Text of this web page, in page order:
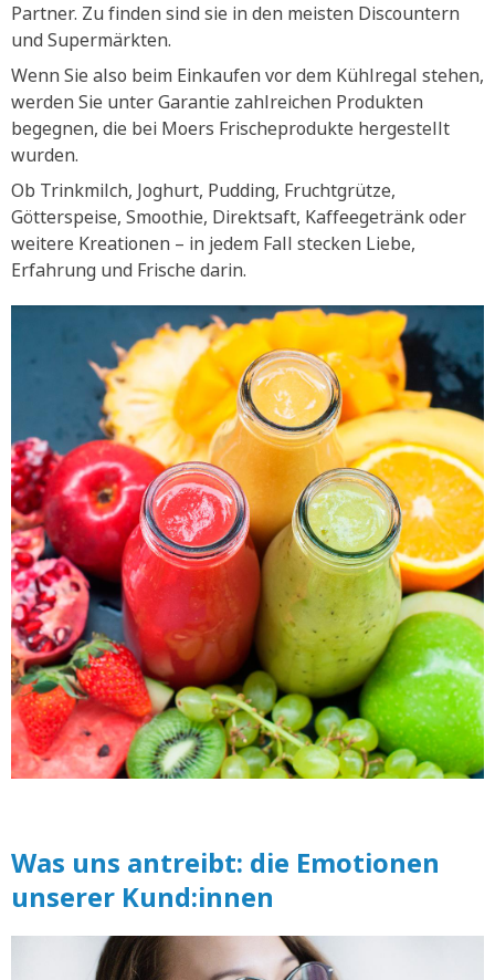
Partner. Zu finden sind sie in den meisten Discountern
und Supermärkten.
Wenn Sie also beim Einkaufen vor dem Kühlregal stehen,
werden Sie unter Garantie zahlreichen Produkten
begegnen, die bei Moers Frischeprodukte hergestellt
wurden.
Ob Trinkmilch, Joghurt, Pudding, Fruchtgrütze,
Götterspeise, Smoothie, Direktsaft, Kaffeegetränk oder
weitere Kreationen – in jedem Fall stecken Liebe,
Erfahrung und Frische darin.
Was uns antreibt: die Emotionen
unserer Kund:innen